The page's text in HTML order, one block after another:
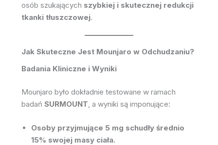
osób szukających szybkiej i skutecznej redukcji
tkanki tłuszczowej.
Jak Skuteczne Jest Mounjaro w Odchudzaniu?
Badania Kliniczne i Wyniki
Mounjaro było dokładnie testowane w ramach
badań SURMOUNT , a wyniki są imponujące:
Osoby przyjmujące 5 mg schudły średnio
15% swojej masy ciała.